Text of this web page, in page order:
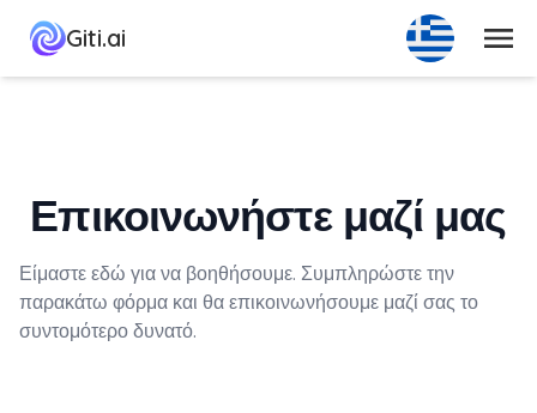
Giti.ai Μενού
Επικοινωνήστε μαζί μας
Είμαστε εδώ για να βοηθήσουμε. Συμπληρώστε την
παρακάτω φόρμα και θα επικοινωνήσουμε μαζί σας το
συντομότερο δυνατό.